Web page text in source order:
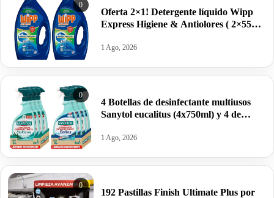
0
Oferta 2×1! Detergente líquido Wipp
Express Higiene & Antiolores ( 2×55
1 Ago, 2026
0
4 Botellas de desinfectante multiusos
Sanytol eucalitus (4x750ml) y 4 de
1 Ago, 2026
0
192 Pastillas Finish Ultimate Plus por